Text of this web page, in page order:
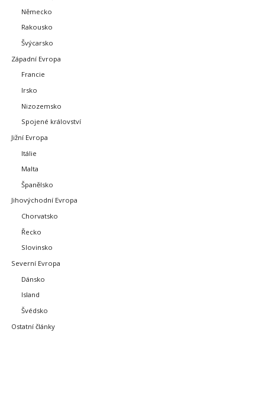
Německo
Rakousko
Švýcarsko
Západní Evropa
Francie
Irsko
Nizozemsko
Spojené království
Jižní Evropa
Itálie
Malta
Španělsko
Jihovýchodní Evropa
Chorvatsko
Řecko
Slovinsko
Severní Evropa
Dánsko
Island
Švédsko
Ostatní články